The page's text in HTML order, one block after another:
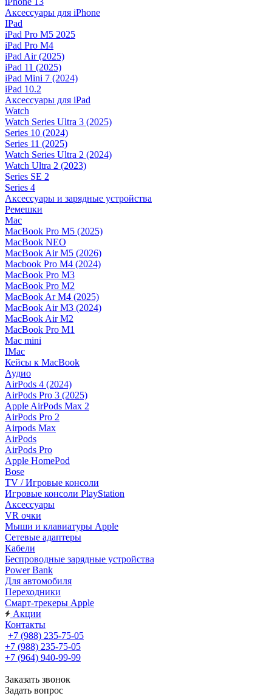
Аксессуары для iPhone
IPad
iPad Pro M5 2025
iPad Pro M4
iPad Air (2025)
iPad 11 (2025)
iPad Mini 7 (2024)
iPad 10.2
Аксессуары для iPad
Watch
Watch Series Ultra 3 (2025)
Series 10 (2024)
Series 11 (2025)
Watch Series Ultra 2 (2024)
Watch Ultra 2 (2023)
Series SE 2
Series 4
Аксессуары и зарядные устройства
Ремешки
Mac
MacBook Pro M5 (2025)
MacBook NEO
MacBook Air M5 (2026)
Macbook Pro M4 (2024)
MacBook Pro M3
MacBook Pro M2
MacBook Ar M4 (2025)
MacBook Air M3 (2024)
MacBook Air M2
MacBook Pro M1
Mac mini
IMac
Кейсы к MacBook
Аудио
AirPods 4 (2024)
AirPods Pro 3 (2025)
Apple AirPods Max 2
AirPods Pro 2
Airpods Max
AirPods
AirPods Pro
Apple HomePod
Bose
TV / Игровые консоли
Игровые консоли PlayStation
Аксессуары
VR очки
Мыши и клавиатуры Apple
Сетевые адаптеры
Кабели
Беспроводные зарядные устройства
Power Bank
Для автомобиля
Переходники
Смарт-трекеры Apple
Акции
Контакты
+7 (988) 235-75-05
+7 (988) 235-75-05
+7 (964) 940-99-99
Заказать звонок
Задать вопрос